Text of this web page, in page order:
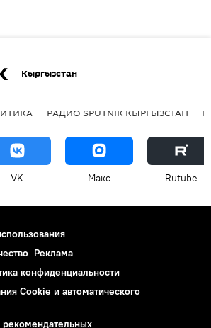
Кыргызстан
РАДИО SPUTNIK КЫРГЫЗСТАН
VK Макс Rutube
Реклама
конфиденциальности
Cookie и автоматического